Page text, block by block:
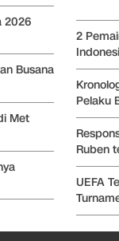
2026
Busana
Met
2
Pelaku
Ruben
UEFA